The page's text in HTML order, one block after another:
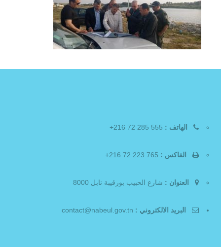
الهاتف :
الفاكس :
العنوان : شارع الحبيب بورقيبة نابل 8000
البريد الالكتروني :